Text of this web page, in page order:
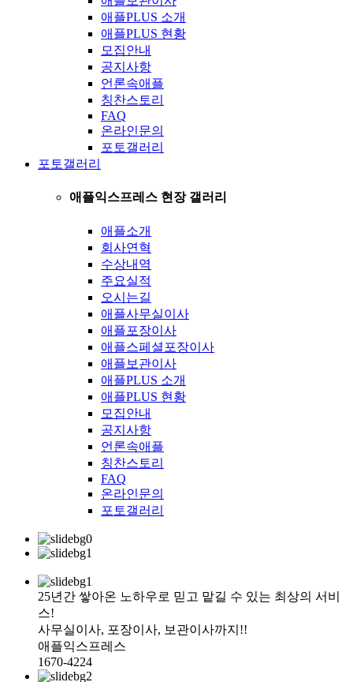
애플PLUS 소개
애플PLUS 현황
모집안내
공지사항
언론속애플
칭찬스토리
FAQ
온라인문의
포토갤러리
포토갤러리
애플익스프레스 현장 갤러리
애플소개
회사연혁
수상내역
주요실적
오시는길
애플사무실이사
애플포장이사
애플스페셜포장이사
애플보관이사
애플PLUS 소개
애플PLUS 현황
모집안내
공지사항
언론속애플
칭찬스토리
FAQ
온라인문의
포토갤러리
25년간 쌓아온 노하우로 믿고 맡길 수 있는 최상의 서비
스!
사무실이사, 포장이사, 보관이사까지!!
애플익스프레스
1670-4224